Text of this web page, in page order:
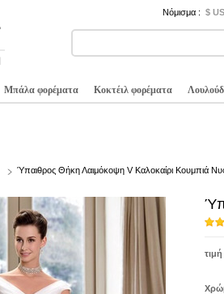
Νόμισμα : $
Μπάλα φορέματα Κοκτέιλ φορέματα
Ύπαιθρος Θήκη Λαιμόκοψη V Καλοκαίρι Κουμπιά
τιμή